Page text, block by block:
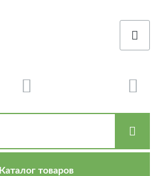
Каталог товаров